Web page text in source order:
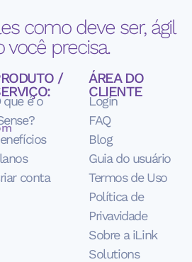
como deve ser, ágil
você precisa.
/
que é o
conta
ÁREA DO
CLIENTE
Login
FAQ
Blog
Guia do usuário
Termos de Uso
Política de
Privavidade
Sobre a iLink
Solutions